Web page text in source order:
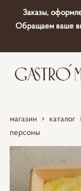
Заказы,
Обращаем ваше
магазин > каталог
персоны